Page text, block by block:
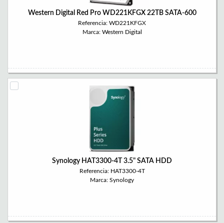
Western Digital Red Pro WD221KFGX 22TB SATA-600
Referencia: WD221KFGX
Marca: Western Digital
Synology HAT3300-4T 3.5" SATA HDD
Referencia: HAT3300-4T
Marca: Synology